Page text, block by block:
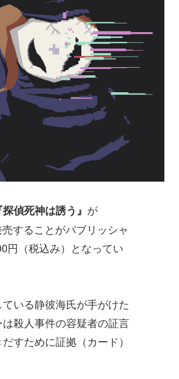
探偵死神は誘う』 が
することがパブリッシャ
円（税込み）となってい
いる静彼海氏が手がけた
殺人事件の容疑者の証言
すために証拠（カード）